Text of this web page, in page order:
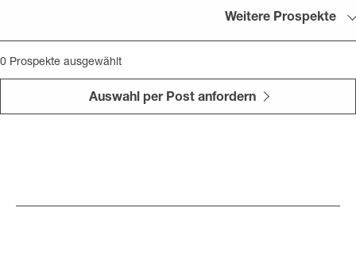
Weitere Prospekte
0 Prospekte ausgewählt
Auswahl per Post anfordern